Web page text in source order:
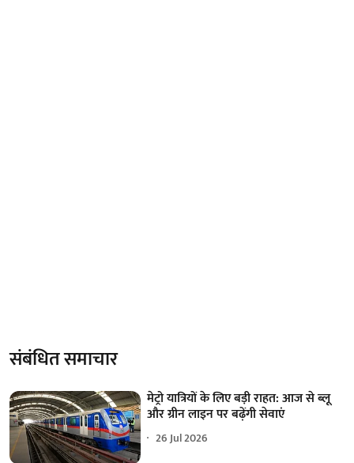
संबंधित समाचार
मेट्रो यात्रियों के लिए बड़ी राहत: आज से ब्लू
और ग्रीन लाइन पर बढ़ेंगी सेवाएं
26 Jul 2026